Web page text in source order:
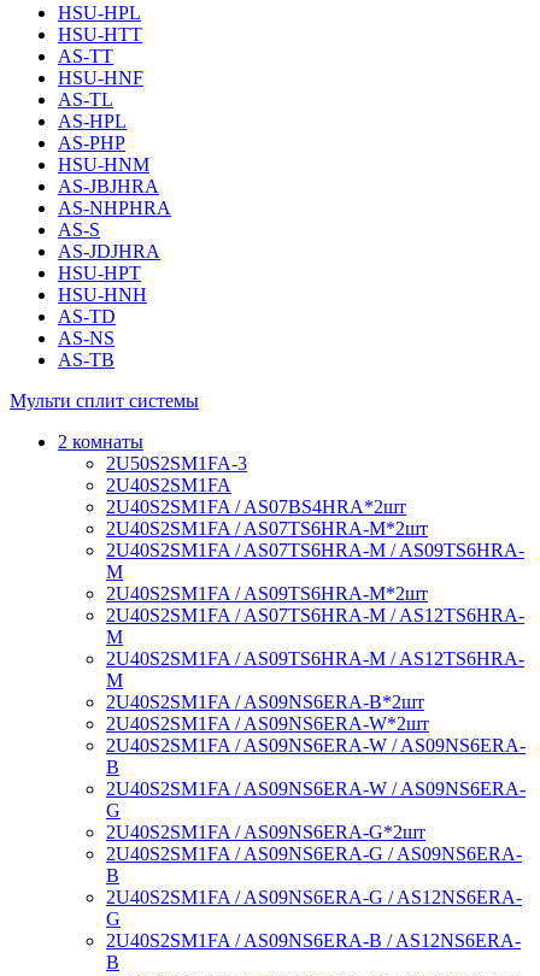
HSU-HPL
HSU-HTT
AS-TT
HSU-HNF
AS-TL
AS-HPL
AS-PHP
HSU-HNM
AS-JBJHRA
AS-NHPHRA
AS-S
AS-JDJHRA
HSU-HPT
HSU-HNH
AS-TD
AS-NS
AS-TB
Мульти сплит системы
2 комнаты
2U50S2SM1FA-3
2U40S2SM1FA
2U40S2SM1FA / AS07BS4HRA*2шт
2U40S2SM1FA / AS07TS6HRA-M*2шт
2U40S2SM1FA / AS07TS6HRA-M / AS09TS6HRA-
M
2U40S2SM1FA / AS09TS6HRA-M*2шт
2U40S2SM1FA / AS07TS6HRA-M / AS12TS6HRA-
M
2U40S2SM1FA / AS09TS6HRA-M / AS12TS6HRA-
M
2U40S2SM1FA / AS09NS6ERA-B*2шт
2U40S2SM1FA / AS09NS6ERA-W*2шт
2U40S2SM1FA / AS09NS6ERA-W / AS09NS6ERA-
B
2U40S2SM1FA / AS09NS6ERA-W / AS09NS6ERA-
G
2U40S2SM1FA / AS09NS6ERA-G*2шт
2U40S2SM1FA / AS09NS6ERA-G / AS09NS6ERA-
B
2U40S2SM1FA / AS09NS6ERA-G / AS12NS6ERA-
G
2U40S2SM1FA / AS09NS6ERA-B / AS12NS6ERA-
B